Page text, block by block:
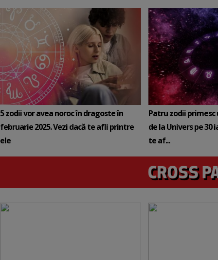
5 zodii vor avea noroc în dragoste în
februarie 2025. Vezi dacă te afli printre
ele
Patru zodii primesc
de la Univers pe 30
te af...